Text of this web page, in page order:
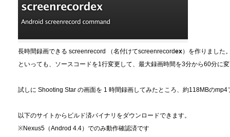
長時間録画できる screenrecord （名付けてscreenrecordex）を作りました
といっても、ソースコードを1行変更して、最大録画時間を3分から60分に
試しに Shooting Star の画面を 1 時間録画してみたところ、約118MBの
以下のサイトからビルド済バイナリをダウンロードできます。
※Nexus5（Androd 4.4）でのみ動作確認済です